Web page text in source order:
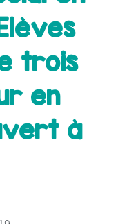
trois
en
à